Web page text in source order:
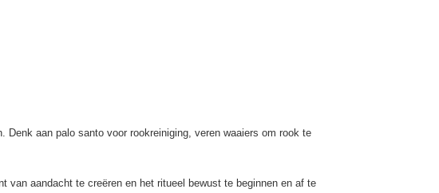
aan palo santo voor rookreiniging, veren waaiers om rook te
van aandacht te creëren en het ritueel bewust te beginnen en af te